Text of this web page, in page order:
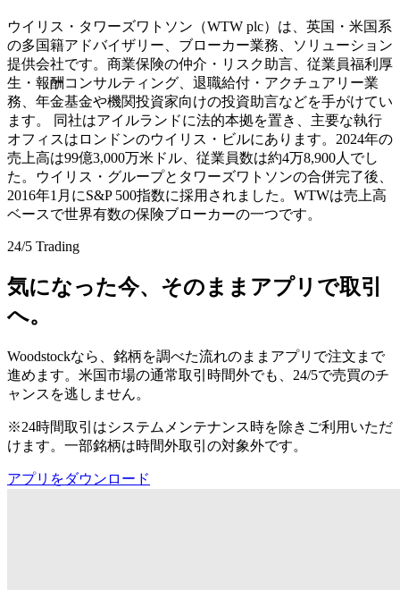
ウイリス・タワーズワトソン（WTW plc）は、英国・米国系
の多国籍アドバイザリー、ブローカー業務、ソリューション
提供会社です。商業保険の仲介・リスク助言、従業員福利厚
生・報酬コンサルティング、退職給付・アクチュアリー業
務、年金基金や機関投資家向けの投資助言などを手がけてい
ます。 同社はアイルランドに法的本拠を置き、主要な執行
オフィスはロンドンのウイリス・ビルにあります。2024年の
売上高は99億3,000万米ドル、従業員数は約4万8,900人でし
た。ウイリス・グループとタワーズワトソンの合併完了後、
2016年1月にS&P 500指数に採用されました。WTWは売上高
ベースで世界有数の保険ブローカーの一つです。
24/5 Trading
気になった今、そのままアプリで取引
へ。
Woodstockなら、銘柄を調べた流れのままアプリで注文まで
進めます。米国市場の通常取引時間外でも、24/5で売買のチ
ャンスを逃しません。
※24時間取引はシステムメンテナンス時を除きご利用いただ
けます。一部銘柄は時間外取引の対象外です。
アプリをダウンロード